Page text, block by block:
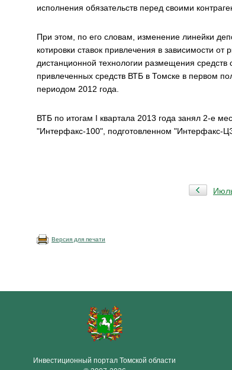
исполнения обязательств перед своими
При этом, по его словам, изменение линейки
котировки ставок привлечения в зависимости от
дистанционной технологии размещения
привлеченных средств ВТБ в Томске в первом
периодом 2012 года.
ВТБ по итогам I квартала 2013 года занял 2-е
"Интерфакс-100", подготовленном "Интерфакс-
Версия для печати
Инвестиционный портал Томской области